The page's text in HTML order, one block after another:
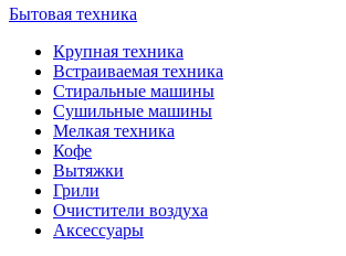
Бытовая техника
Крупная техника
Встраиваемая техника
Стиральные машины
Сушильные машины
Мелкая техника
Кофе
Вытяжки
Грили
Очистители воздуха
Аксессуары